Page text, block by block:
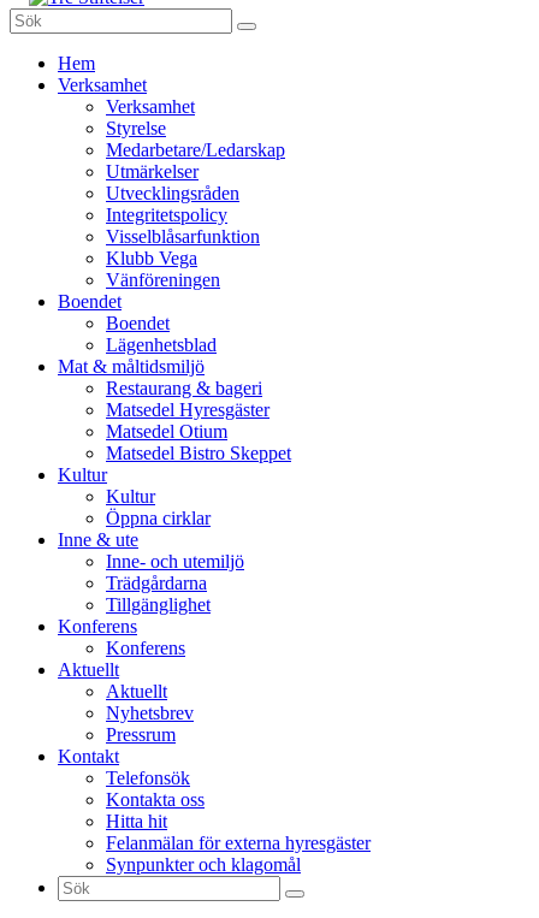
Sök
efter:
vidare
Hem
Verksamhet
Verksamhet
Styrelse
Medarbetare/Ledarskap
Utmärkelser
Utvecklingsråden
Integritetspolicy
Visselblåsarfunktion
Klubb Vega
Vänföreningen
Boendet
Boendet
Lägenhetsblad
Mat & måltidsmiljö
Restaurang & bageri
Matsedel Hyresgäster
Matsedel Otium
Matsedel Bistro Skeppet
Kultur
Kultur
Öppna cirklar
Inne & ute
Inne- och utemiljö
Trädgårdarna
Tillgänglighet
Konferens
Konferens
Aktuellt
Aktuellt
Nyhetsbrev
Pressrum
Kontakt
Telefonsök
Kontakta oss
Hitta hit
Felanmälan för externa hyresgäster
Synpunkter och klagomål
Sök
efter: